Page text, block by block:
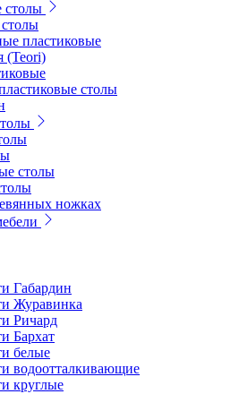
столы
пластиковые
(Teori)
столы
столы
ножках
Габардин
Журавинка
Ричард
Бархат
белые
водоотталкивающие
круглые